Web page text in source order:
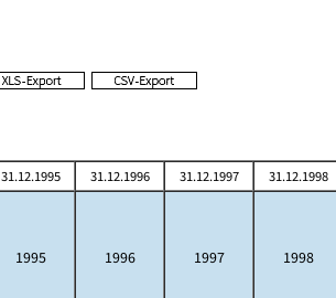
31.12.1995 31.12.1996 31.12.1997 31.12.1998
1995 1996 1997 1998